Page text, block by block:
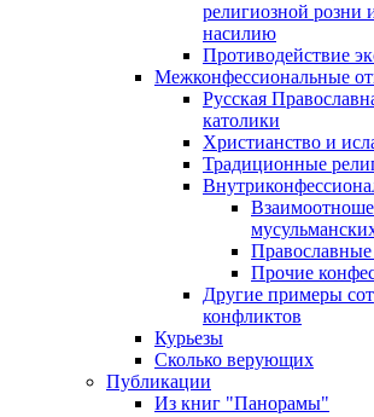
религиозной розни
насилию
Противодействие
Межконфессиональные
Русская
католики
Христианство и
Традиционные
Прочие
Другие примеры
конфликтов
Курьезы
Сколько верующих
Публикации
Из книг "Панорамы"